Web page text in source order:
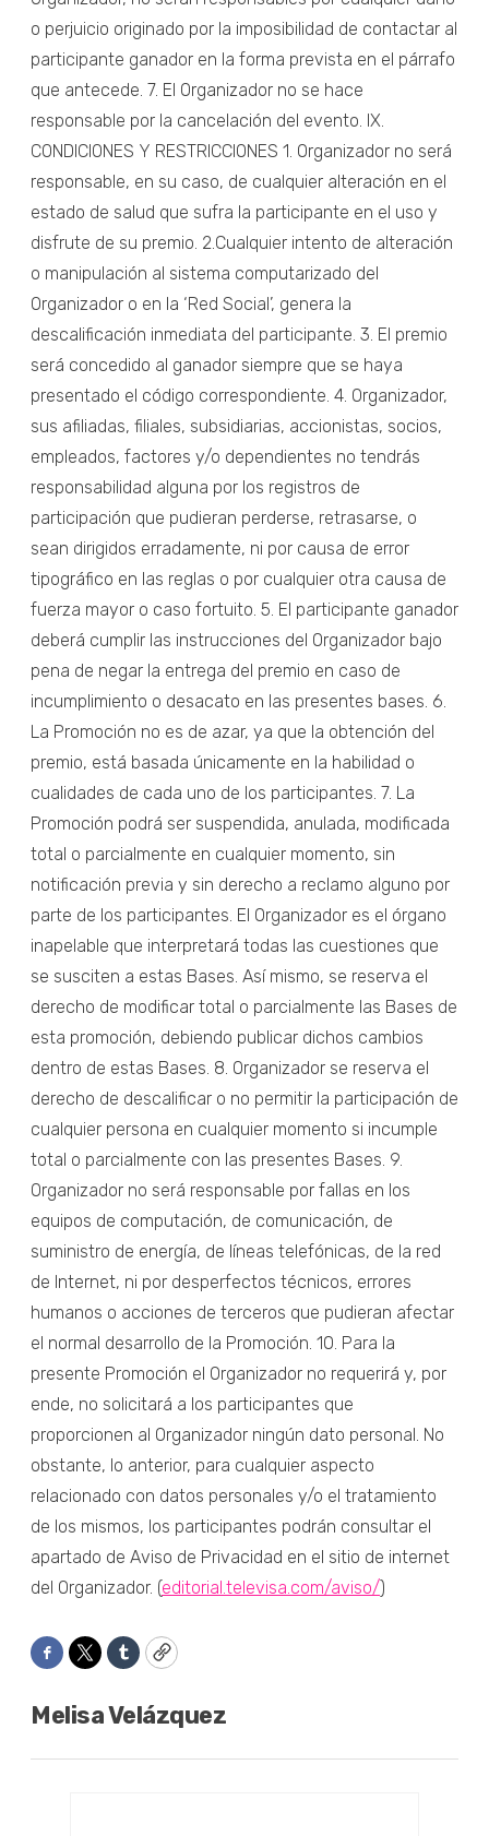
o perjuicio originado por la imposibilidad de contactar al
participante ganador en la forma prevista en el párrafo
que antecede. 7. El Organizador no se hace
responsable por la cancelación del evento. IX.
CONDICIONES Y RESTRICCIONES 1. Organizador no será
responsable, en su caso, de cualquier alteración en el
estado de salud que sufra la participante en el uso y
disfrute de su premio. 2.Cualquier intento de alteración
o manipulación al sistema computarizado del
Organizador o en la ‘Red Social’, genera la
descalificación inmediata del participante. 3. El premio
será concedido al ganador siempre que se haya
presentado el código correspondiente. 4. Organizador,
sus afiliadas, filiales, subsidiarias, accionistas, socios,
empleados, factores y/o dependientes no tendrás
responsabilidad alguna por los registros de
participación que pudieran perderse, retrasarse, o
sean dirigidos erradamente, ni por causa de error
tipográfico en las reglas o por cualquier otra causa de
fuerza mayor o caso fortuito. 5. El participante ganador
deberá cumplir las instrucciones del Organizador bajo
pena de negar la entrega del premio en caso de
incumplimiento o desacato en las presentes bases. 6.
La Promoción no es de azar, ya que la obtención del
premio, está basada únicamente en la habilidad o
cualidades de cada uno de los participantes. 7. La
Promoción podrá ser suspendida, anulada, modificada
total o parcialmente en cualquier momento, sin
notificación previa y sin derecho a reclamo alguno por
parte de los participantes. El Organizador es el órgano
inapelable que interpretará todas las cuestiones que
se susciten a estas Bases. Así mismo, se reserva el
derecho de modificar total o parcialmente las Bases de
esta promoción, debiendo publicar dichos cambios
dentro de estas Bases. 8. Organizador se reserva el
derecho de descalificar o no permitir la participación de
cualquier persona en cualquier momento si incumple
total o parcialmente con las presentes Bases. 9.
Organizador no será responsable por fallas en los
equipos de computación, de comunicación, de
suministro de energía, de líneas telefónicas, de la red
de Internet, ni por desperfectos técnicos, errores
humanos o acciones de terceros que pudieran afectar
el normal desarrollo de la Promoción. 10. Para la
presente Promoción el Organizador no requerirá y, por
ende, no solicitará a los participantes que
proporcionen al Organizador ningún dato personal. No
obstante, lo anterior, para cualquier aspecto
relacionado con datos personales y/o el tratamiento
de los mismos, los participantes podrán consultar el
apartado de Aviso de Privacidad en el sitio de internet
del Organizador. (editorial.televisa.com/aviso/)
Facebook
TwitterTumblrCopy
Melisa Velázquez